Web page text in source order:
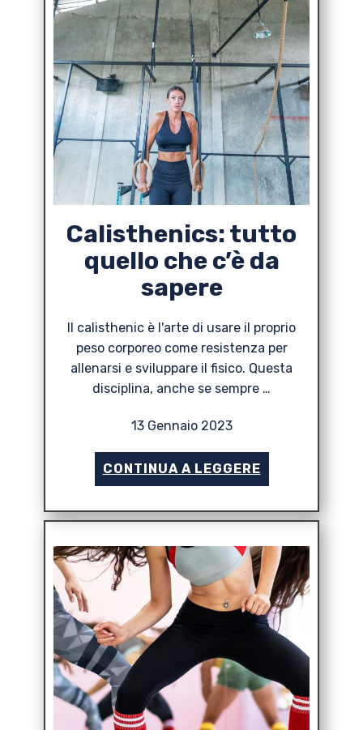
Calisthenics: tutto
quello che c’è da
sapere
Il calisthenic è l'arte di usare il proprio
peso corporeo come resistenza per
allenarsi e sviluppare il fisico. Questa
disciplina, anche se sempre …
13 Gennaio 2023
CONTINUA A LEGGERE